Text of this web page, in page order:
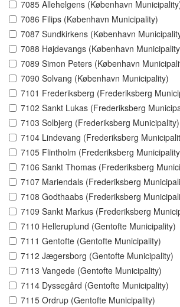
7085 Allehelgens (København
7086 Filips (København Municipality)
7087 Sundkirkens (København
7088 Højdevangs (København
7089 Simon Peters (København
7090 Solvang (København Municipality)
7101 Frederiksberg (Frederiksberg
7102 Sankt Lukas (Frederiksberg
7103 Solbjerg (Frederiksberg Municipality)
7104 Lindevang (Frederiksberg
7105 Flintholm (Frederiksberg
7106 Sankt Thomas (Frederiksberg
7107 Mariendals (Frederiksberg
7108 Godthaabs (Frederiksberg
7109 Sankt Markus (Frederiksberg
7110 Helleruplund (Gentofte Municipality)
7111 Gentofte (Gentofte Municipality)
7112 Jægersborg (Gentofte Municipality)
7113 Vangede (Gentofte Municipality)
7114 Dyssegård (Gentofte Municipality)
7115 Ordrup (Gentofte Municipality)